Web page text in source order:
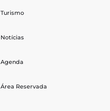
Turismo
Notícias
Agenda
Área Reservada